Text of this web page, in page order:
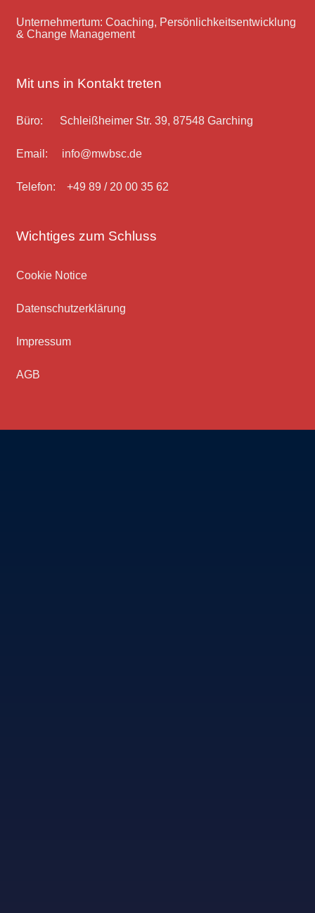
Unternehmertum: Coaching, Persönlichkeitsentwicklung
& Change Management
Mit uns in Kontakt treten
Büro: Schleißheimer Str. 39, 87548 Garching
Email: info@mwbsc.de
Telefon: +49 89 / 20 00 35 62
Wichtiges zum Schluss
Cookie Notice
Datenschutz­erklärung
Impressum
AGB